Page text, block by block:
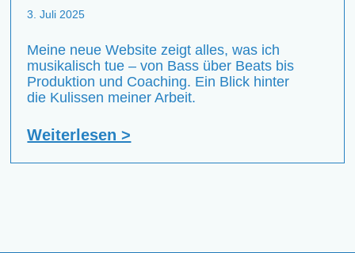
3. Juli 2025
Meine neue Website zeigt alles, was ich
musikalisch tue – von Bass über Beats bis
Produktion und Coaching. Ein Blick hinter
die Kulissen meiner Arbeit.
Weiterlesen >